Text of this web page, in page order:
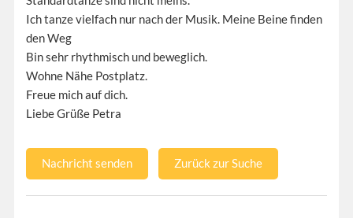
Ich tanze vielfach nur nach der Musik. Meine Beine finden
den Weg
Bin sehr rhythmisch und beweglich.
Wohne Nähe Postplatz.
Freue mich auf dich.
Liebe Grüße Petra
Nachricht senden Zurück zur Suche